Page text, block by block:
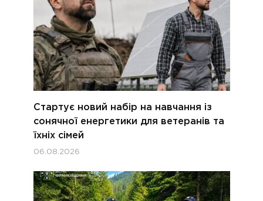
Стартує новий набір на навчання із
сонячної енергетики для ветеранів та
їхніх сімей
06.08.2026